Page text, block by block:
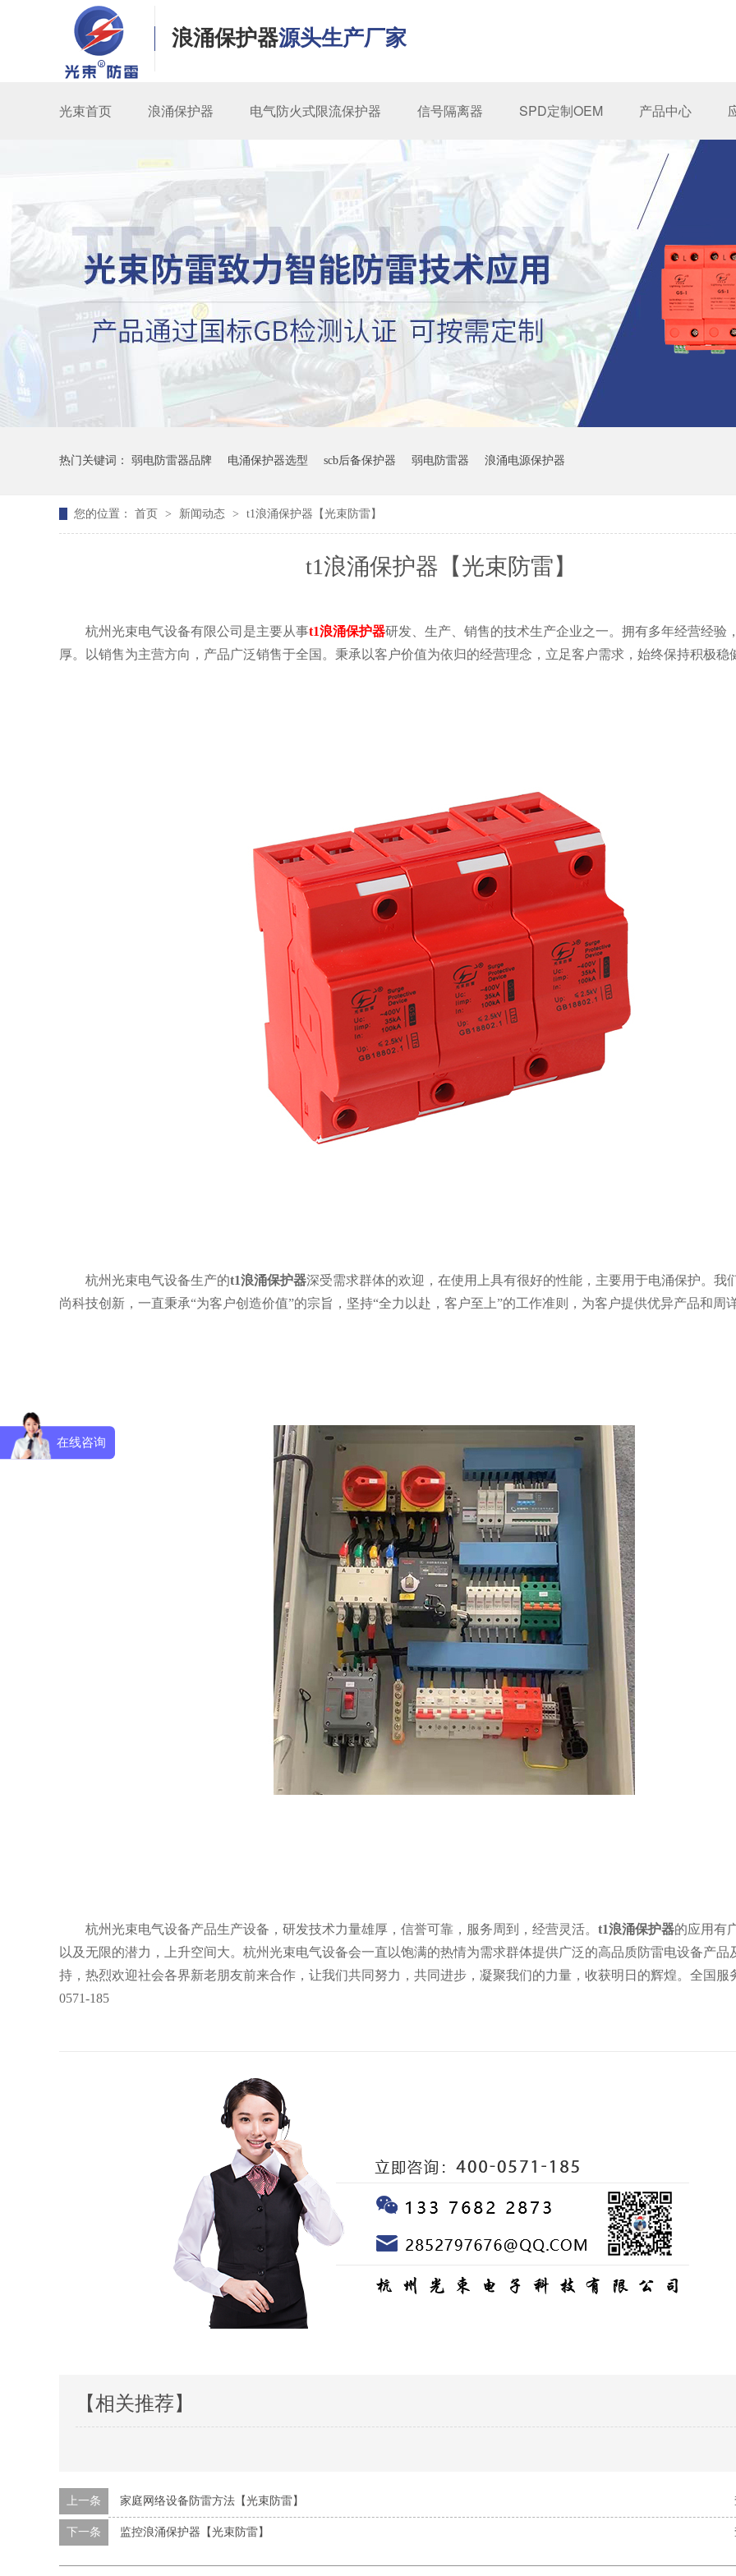
浪涌保护器源头生产厂家
光束首页 浪涌保护器 电气防火式限流保护器 信号隔离器 SPD定制OEM 产品中心
热门关键词： 弱电防雷器品牌 电涌保护器选型 scb后备保护器 弱电防雷器 浪涌电源保护器
您的位置： 首页 > 新闻动态 > t1浪涌保护器【光束防雷】
t1浪涌保护器【光束防雷】
杭州光束电气设备有限公司是主要从事t1浪涌保护器研发、生产、销售的技术生产企业之一。拥有多年经营经验
厚。以销售为主营方向，产品广泛销售于全国。秉承以客户价值为依归的经营理念，立足客户需求，始终保持积极稳
杭州光束电气设备生产的t1浪涌保护器深受需求群体的欢迎，在使用上具有很好的性能，主要用于电涌保护。我
尚科技创新，一直秉承“为客户创造价值”的宗旨，坚持“全力以赴，客户至上”的工作准则，为客户提供优异产品和周
杭州光束电气设备产品生产设备，研发技术力量雄厚，信誉可靠，服务周到，经营灵活。 t1浪涌保护器的应用有
以及无限的潜力，上升空间大。杭州光束电气设备会一直以饱满的热情为需求群体提供广泛的高品质防雷电设备产品
持，热烈欢迎社会各界新老朋友前来合作，让我们共同努力，共同进步，凝聚我们的力量，收获明日的辉煌。全国服
0571-185
【相关推荐】
上一条 家庭网络设备防雷方法【光束防雷】
下一条 监控浪涌保护器【光束防雷】
在线咨询